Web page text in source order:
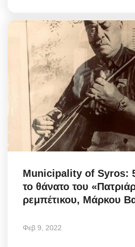
Municipality of Syros:
το θάνατο του
ρεμπέτικου, Μάρκου
Φεβ 9, 2022